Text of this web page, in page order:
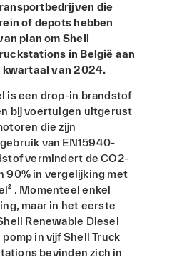
die
of depots hebben
plan om Shell
in België aan
kwartaal van 2024.
is een drop-in brandstof
bij voertuigen uitgerust
die zijn
van EN15940-
vermindert de CO2-
90% in vergelijking met
. Momenteel enkel
maar in het eerste
Renewable Diesel
in vijf Shell Truck
bevinden zich in